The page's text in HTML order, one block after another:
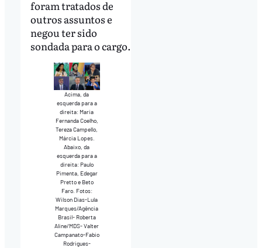
foram tratados de
outros assuntos e
negou ter sido
sondada para o cargo.
Acima, da
esquerda para a
direita: Maria
Fernanda Coelho,
Tereza Campello,
Márcia Lopes.
Abaixo, da
esquerda para a
direita: Paulo
Pimenta, Edegar
Pretto e Beto
Faro. Fotos:
Wilson Dias-Lula
Marques/Agência
Brasil- Roberta
Aline/MDS- Valter
Campanato-Fabio
Rodrigues-